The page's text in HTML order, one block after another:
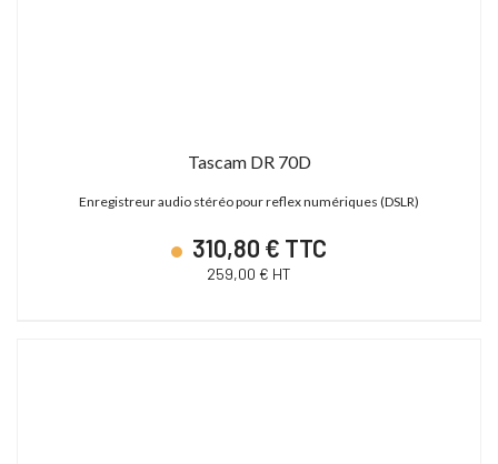
Tascam DR 70D
Enregistreur audio stéréo pour reflex numériques (DSLR)
310,80 € TTC
259,00 € HT